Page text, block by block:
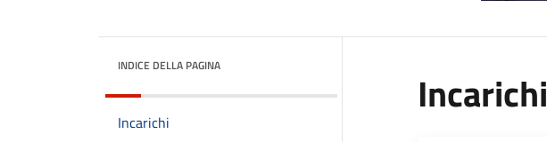
INDICE DELLA PAGINA
Incarichi
Incarichi